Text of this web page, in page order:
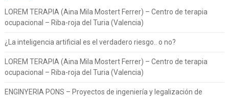
LOREM TERAPIA (Aina Mila Mostert Ferrer) – Centro de terapia
ocupacional – Riba-roja del Turia (Valencia)
¿La inteligencia artificial es el verdadero riesgo.. o no?
LOREM TERAPIA (Aina Mila Mostert Ferrer) – Centro de terapia
ocupacional – Riba-roja del Turia (Valencia)
ENGINYERIA PONS – Proyectos de ingeniería y legalización de